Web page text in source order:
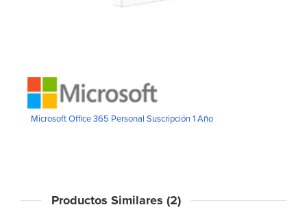
Microsoft Office 365 Personal Suscripción 1 Año
Productos Similares (2)